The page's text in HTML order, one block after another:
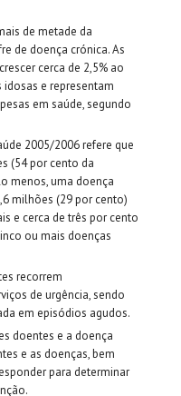
de metade da
de doença crónica. As
cerca de 2,5% ao
e representam
em saúde, segundo
2005/2006 refere que
(54 por cento da
menos, uma doença
milhões (29 por cento)
e cerca de três por cento
ou mais doenças
recorrem
de urgência, sendo
em episódios agudos.
doentes e a doença
e as doenças, bem
para determinar